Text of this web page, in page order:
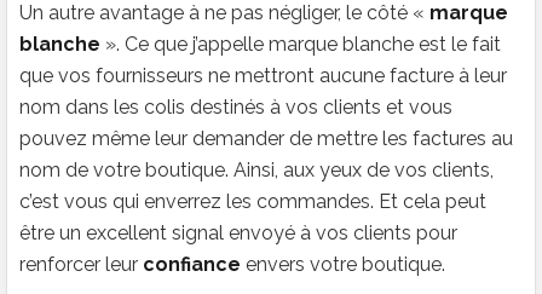
Un autre avantage à ne pas négliger, le côté « marque
blanche ». Ce que j’appelle marque blanche est le fait
que vos fournisseurs ne mettront aucune facture à leur
nom dans les colis destinés à vos clients et vous
pouvez même leur demander de mettre les factures au
nom de votre boutique. Ainsi, aux yeux de vos clients,
c’est vous qui enverrez les commandes. Et cela peut
être un excellent signal envoyé à vos clients pour
renforcer leur confiance envers votre boutique.